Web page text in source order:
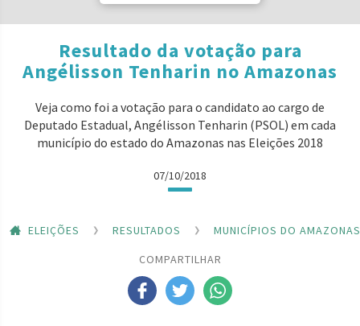
Resultado da votação para
Angélisson Tenharin no Amazonas
Veja como foi a votação para o candidato ao cargo de
Deputado Estadual, Angélisson Tenharin (PSOL) em cada
município do estado do Amazonas nas Eleições 2018
07/10/2018
ELEIÇÕES RESULTADOS
MUNICÍPIOS DO AMAZONAS
COMPARTILHAR